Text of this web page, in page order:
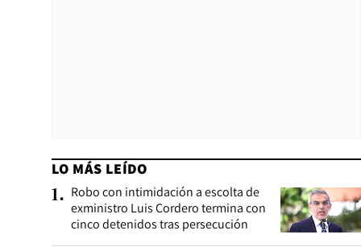
LO MÁS LEÍDO
1. Robo con intimidación a escolta de
exministro Luis Cordero termina con
cinco detenidos tras persecución